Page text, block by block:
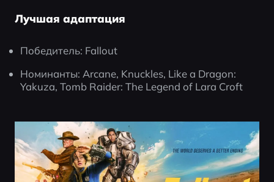
Лучшая адаптация
Победитель: Fallout
Номинанты: Arcane, Knuckles, Like a Dragon:
Yakuza, Tomb Raider: The Legend of Lara Croft